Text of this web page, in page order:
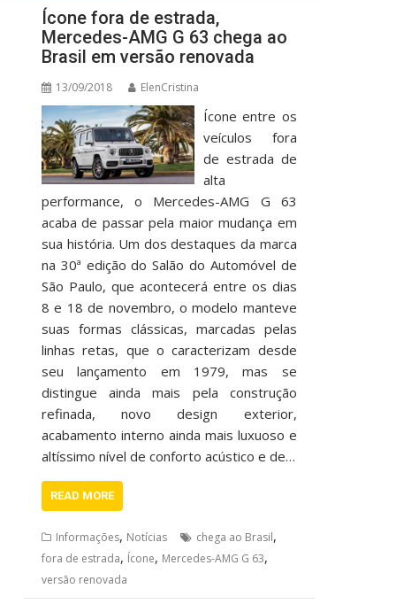
Ícone fora de estrada,
Mercedes-AMG G 63 chega ao
Brasil em versão renovada
13/09/2018 ElenCristina
Ícone entre os
veículos fora
de estrada de
alta
performance, o Mercedes-AMG G 63
acaba de passar pela maior mudança em
sua história. Um dos destaques da marca
na 30ª edição do Salão do Automóvel de
São Paulo, que acontecerá entre os dias
8 e 18 de novembro, o modelo manteve
suas formas clássicas, marcadas pelas
linhas retas, que o caracterizam desde
seu lançamento em 1979, mas se
distingue ainda mais pela construção
refinada, novo design exterior,
acabamento interno ainda mais luxuoso e
altíssimo nível de conforto acústico e de…
READ MORE
Informações, Notícias chega ao Brasil,
fora de estrada, Ícone, Mercedes-AMG G 63,
versão renovada